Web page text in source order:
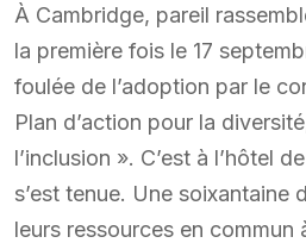
À Cambridge, pareil
la première fois le 17
foulée de l’adoption par le
Plan d’action pour la
l’inclusion ». C’est à l’hôtel
s’est tenue. Une soixantaine
leurs ressources en commun